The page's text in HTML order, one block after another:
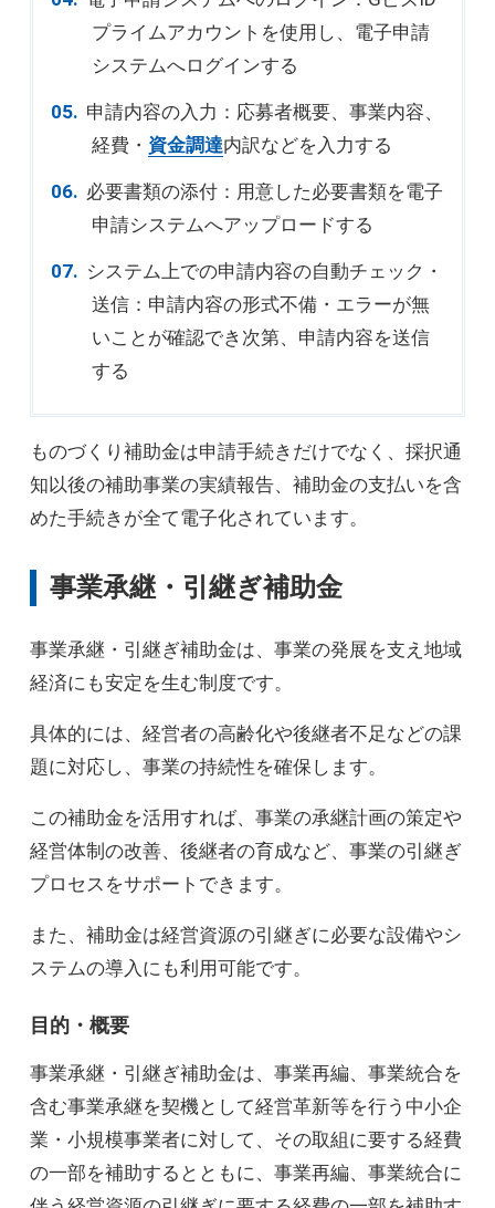
プライムアカウントを使用し、電子申請
システムへログインする
申請内容の入力：応募者概要、事業内容、
経費・ 資金調達内訳などを入力する
必要書類の添付：用意した必要書類を電子
申請システムへアップロードする
システム上での申請内容の自動チェック・
送信：申請内容の形式不備・エラーが無
いことが確認でき次第、申請内容を送信
する
ものづくり補助金は申請手続きだけでなく、採択通
知以後の補助事業の実績報告、補助金の支払いを含
めた手続きが全て電子化されています。
事業承継・引継ぎ補助金
事業承継・引継ぎ補助金は、事業の発展を支え地域
経済にも安定を生む制度です。
具体的には、経営者の高齢化や後継者不足などの課
題に対応し、事業の持続性を確保します。
この補助金を活用すれば、事業の承継計画の策定や
経営体制の改善、後継者の育成など、事業の引継ぎ
プロセスをサポートできます。
また、補助金は経営資源の引継ぎに必要な設備やシ
ステムの導入にも利用可能です。
目的・概要
事業承継・引継ぎ補助金は、事業再編、事業統合を
含む事業承継を契機として経営革新等を行う中小企
業・小規模事業者に対して、その取組に要する経費
の一部を補助するとともに、事業再編、事業統合に